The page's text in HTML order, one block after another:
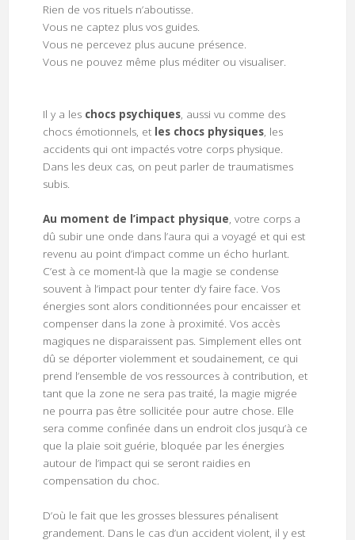
Rien de vos rituels n’aboutisse.
Vous ne captez plus vos guides.
Vous ne percevez plus aucune présence.
Vous ne pouvez même plus méditer ou visualiser.
Il y a les chocs psychiques, aussi vu comme des
chocs émotionnels, et les chocs physiques, les
accidents qui ont impactés votre corps physique.
Dans les deux cas, on peut parler de traumatismes
subis.
Au moment de l’impact physique, votre corps a
dû subir une onde dans l’aura qui a voyagé et qui est
revenu au point d’impact comme un écho hurlant.
C’est à ce moment-là que la magie se condense
souvent à l’impact pour tenter d’y faire face. Vos
énergies sont alors conditionnées pour encaisser et
compenser dans la zone à proximité. Vos accès
magiques ne disparaissent pas. Simplement elles ont
dû se déporter violemment et soudainement, ce qui
prend l’ensemble de vos ressources à contribution, et
tant que la zone ne sera pas traité, la magie migrée
ne pourra pas être sollicitée pour autre chose. Elle
sera comme confinée dans un endroit clos jusqu’à ce
que la plaie soit guérie, bloquée par les énergies
autour de l’impact qui se seront raidies en
compensation du choc.
D’où le fait que les grosses blessures pénalisent
grandement. Dans le cas d’un accident violent, il y est